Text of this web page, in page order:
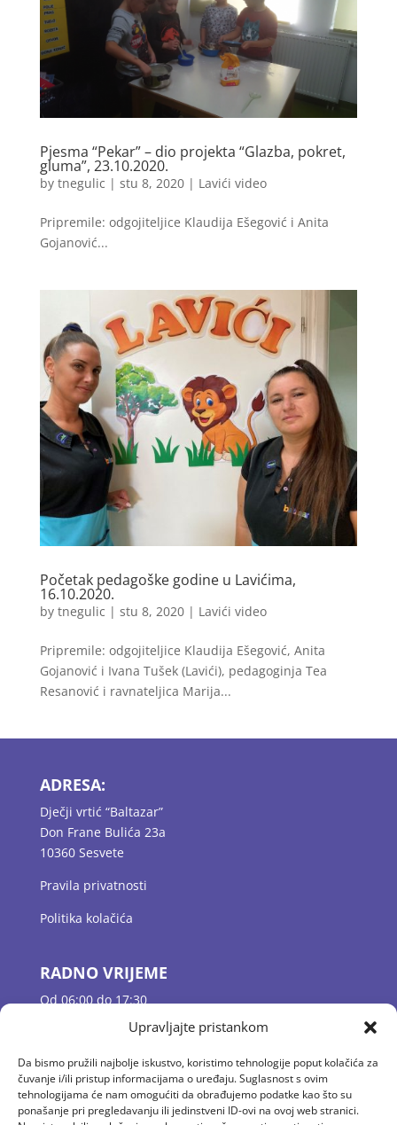
Upravljajte pristankom
Da bismo pružili najbolje iskustvo, koristimo tehnologije poput kolačića za
čuvanje i/ili pristup informacijama o uređaju. Suglasnost s ovim
tehnologijama će nam omogućiti da obrađujemo podatke kao što su
ponašanje pri pregledavanju ili jedinstveni ID-ovi na ovoj web stranici.
Pjesma “Pekar” – dio projekta “Glazba, pokret,
gluma”, 23.10.2020.
by tnegulic | stu 8, 2020| Lavići video
Pripremile: odgojiteljice Klaudija Ešegović i Anita
Gojanović...
Početak pedagoške godine u Lavićima,
16.10.2020.
by tnegulic | stu 8, 2020| Lavići video
Pripremile: odgojiteljice Klaudija Ešegović, Anita
Gojanović i Ivana Tušek (Lavići), pedagoginja Tea
Resanović i ravnateljica Marija...
ADRESA:
Dječji vrtić “Baltazar”
Don Frane Bulića 23a
10360 Sesvete
Pravila privatnosti
Politika kolačića
RADNO VRIJEME
Od 06:00 do 17:30
Jutarnje dežurstvo 06:00 – 07:30
Odgojne skupine 07:30 – 16:30
Popodnevno dežurstvo 16:30 – 17:30
KONTAKT